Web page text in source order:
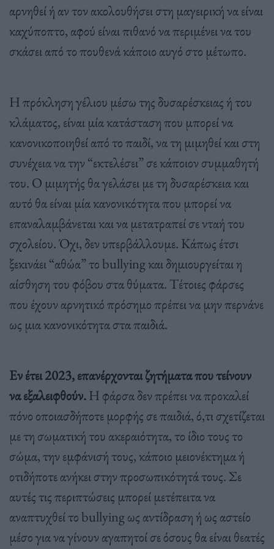
αρνηθεί ή αν τον ακολουθήσει στη μαγειρική να είναι
καχύποπτο, αφού είναι πιθανό να περιμένει να του
σκάσει από το πουθενά κάποιο αυγό στο μέτωπο.
Η πρόκληση γέλιου μέσω της δυσαρέσκειας ή του
κλάματος, είναι μία κατάσταση που μπορεί να
κανονικοποιηθεί από το παιδί, να τη μιμηθεί και στη
συνέχεια να την “εκτελέσει” σε κάποιον συμμαθητή
του. Ο μιμητής θα γελάσει με τη δυσαρέσκεια και
αυτό θα είναι μία κανονικότητα που μπορεί να
επαναλαμβάνεται και να μετατραπεί σε νταή του
σχολείου. Όχι, δεν υπερβάλλουμε. Κάπως έτσι
ξεκινάει “αθώα” το bullying και δημιουργείται η
αίσθηση του φόβου στα θύματα. Τέτοιες φάρσες
που έχουν αρνητικό πρόσημο πρέπει να μην περνάνε
ως μια κανονικότητα στα παιδιά.
Εν έτει 2023, επανέρχονται ζητήματα που τείνουν
να εξαλειφθούν.Η φάρσα δεν πρέπει να προκαλεί
πόνο οποιασδήποτε μορφής σε παιδιά, ό,τι σχετίζεται
με τη σωματική του ακεραιότητα, το ίδιο τους το
σώμα, την εμφάνισή τους, κάποιο μειονέκτημα ή
οτιδήποτε ανήκει στην προσωπικότητά τους. Σε
αυτές τις περιπτώσεις μπορεί μετέπειτα να
αναπτυχθεί το bullying ως αντίδραση ή ως αστείο
μέσο για να γίνουν αγαπητοί σε όσους θα είναι θεατές